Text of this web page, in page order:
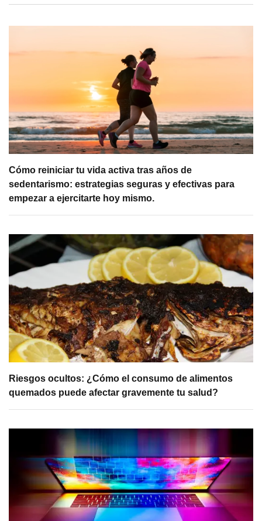
Cómo reiniciar tu vida activa tras años de
sedentarismo: estrategias seguras y efectivas para
empezar a ejercitarte hoy mismo.
Riesgos ocultos: ¿Cómo el consumo de alimentos
quemados puede afectar gravemente tu salud?